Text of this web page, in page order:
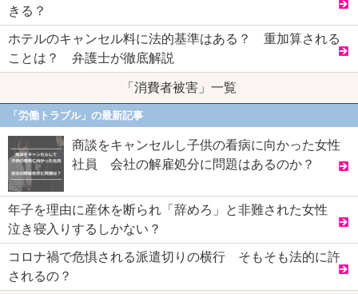
きる？
ホテルのキャンセル料に法的基準はある？ 重加算される
ことは？ 弁護士が徹底解説
「消費者被害」一覧
「労働トラブル」の最新記事
商談をキャンセルし子供の看病に向かった女性
社員 会社の解雇処分に問題はあるのか？
年子を理由に産休を断られ「辞めろ」と非難された女性
泣き寝入りするしかない？
コロナ禍で危惧される派遣切りの横行 そもそも法的に許
されるの？